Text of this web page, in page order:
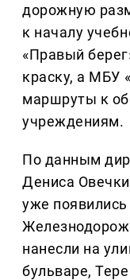
дорожную
к началу
«Правый
краску, а МБУ
маршруты к
учреждениям.
По данным
Дениса
уже
нанесли на
бульваре,